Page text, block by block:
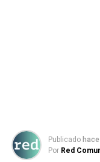
Publicado
Por Red